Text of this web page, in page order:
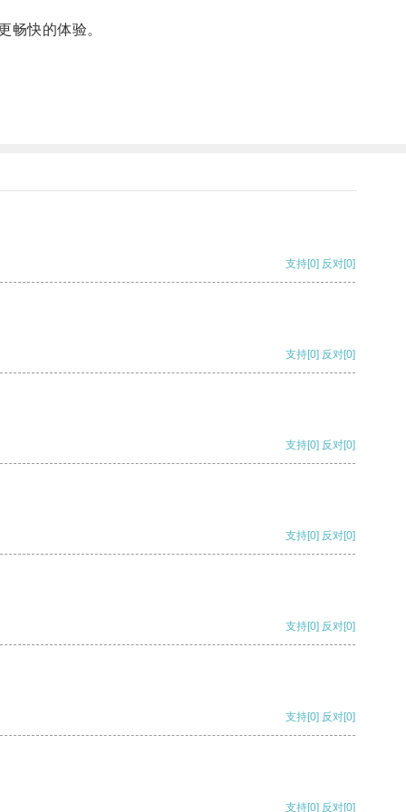
快的体验。
支持[0] 反对[0]
支持[0] 反对[0]
支持[0] 反对[0]
支持[0] 反对[0]
支持[0] 反对[0]
支持[0] 反对[0]
支持[0] 反对[0]